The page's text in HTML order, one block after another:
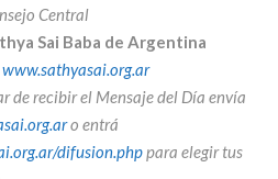
Central
Sai Baba de Argentina
www.sathyasai.org.ar
de recibir el Mensaje del Día envía
o entrá
difusion.phppara elegir tus